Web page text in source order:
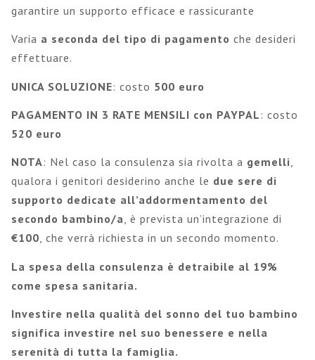
garantire un supporto efficace e rassicurante
Varia a seconda del tipo di pagamento che desideri
effettuare.
UNICA SOLUZIONE: costo 500 euro
PAGAMENTO IN 3 RATE MENSILI con PAYPAL : costo
520 euro
NOTA: Nel caso la consulenza sia rivolta a gemelli,
qualora i genitori desiderino anche le due sere di
supporto dedicate all’addormentamento del
secondo bambino/a, è prevista un’integrazione di
€100, che verrà richiesta in un secondo momento.
La spesa della consulenza è detraibile al 19%
come spesa sanitaria.
Investire nella qualità del sonno del tuo bambino
significa investire nel suo benessere e nella
serenità di tutta la famiglia.